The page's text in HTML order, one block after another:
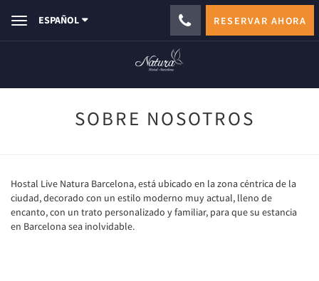
ToggleESPAÑOL RESERVAR AHORA
SOBRE NOSOTROS
Hostal Live Natura Barcelona, está ubicado en la zona céntrica de la
ciudad, decorado con un estilo moderno muy actual, lleno de
encanto, con un trato personalizado y familiar, para que su estancia
en Barcelona sea inolvidable.